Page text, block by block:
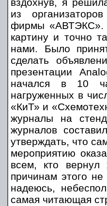
вздохнув, я
из
фирмы «АВТЭКС».
картину и точно
нами. Было
сделать
презентации
начался в 10
нагруженных в
«КиТ» и
журналы на
журналов
утверждать, что
мероприятию
всем, кто
причинам этого
надеюсь,
самая читающая